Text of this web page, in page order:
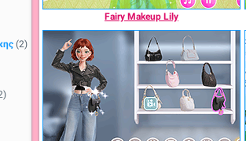
(2)
Fairy Makeup Lily